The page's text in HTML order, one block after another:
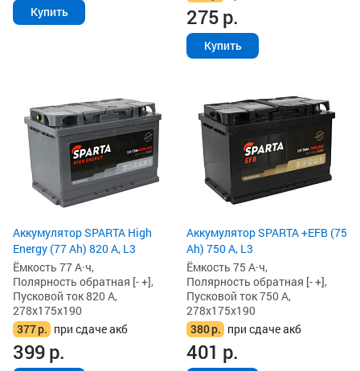
Купить 275р.
Купить
Аккумулятор SPARTA High
Energy (77 Ah) 820 А, L3
Ёмкость 77 А·ч,
Полярность обратная [- +],
Пусковой ток 820 А,
278x175x190
377р. при сдаче акб
399р.
Аккумулятор SPARTA +EFB (75
Ah) 750 А, L3
Ёмкость 75 А·ч,
Полярность обратная [- +],
Пусковой ток 750 А,
278x175x190
380р. при сдаче акб
401 р.